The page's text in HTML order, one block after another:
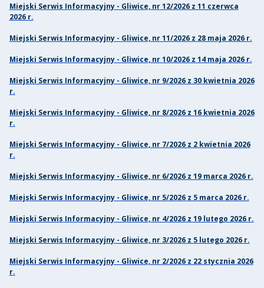
Miejski Serwis Informacyjny - Gliwice, nr 12/2026 z 11 czerwca
2026 r.
Miejski Serwis Informacyjny - Gliwice, nr 11/2026 z 28 maja 2026 r.
Miejski Serwis Informacyjny - Gliwice, nr 10/2026 z 14 maja 2026 r.
Miejski Serwis Informacyjny - Gliwice, nr 9/2026 z 30 kwietnia 2026
r.
Miejski Serwis Informacyjny - Gliwice, nr 8/2026 z 16 kwietnia 2026
r.
Miejski Serwis Informacyjny - Gliwice, nr 7/2026 z 2 kwietnia 2026
r.
Miejski Serwis Informacyjny - Gliwice, nr 6/2026 z 19 marca 2026 r.
Miejski Serwis Informacyjny - Gliwice, nr 5/2026 z 5 marca 2026 r.
Miejski Serwis Informacyjny - Gliwice, nr 4/2026 z 19 lutego 2026 r.
Miejski Serwis Informacyjny - Gliwice, nr 3/2026 z 5 lutego 2026 r.
Miejski Serwis Informacyjny - Gliwice, nr 2/2026 z 22 stycznia 2026
r.